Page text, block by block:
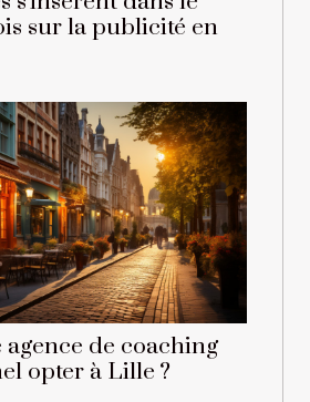
sur la publicité en
de coaching
opter à Lille ?